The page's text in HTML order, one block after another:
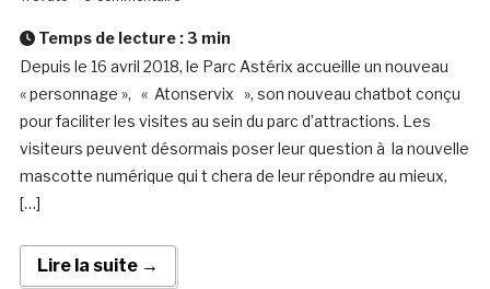
Temps de lecture : 3 min
Depuis le 16 avril 2018, le Parc Astérix accueille un nouveau
« personnage », « Atonservix », son nouveau chatbot conçu
pour faciliter les visites au sein du parc d’attractions. Les
visiteurs peuvent désormais poser leur question à la nouvelle
mascotte numérique qui t chera de leur répondre au mieux,
[…]
Lire la suite →